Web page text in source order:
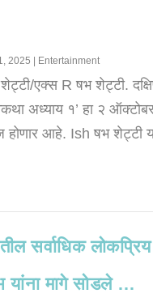
2025 Entertainment
एक्स R षभ शेट्टी.
अध्याय १’ हा २
होणार आहे. Ish षभ शेट्टी
सर्वाधिक लोकप्रिय
यांना मागे सोडले …